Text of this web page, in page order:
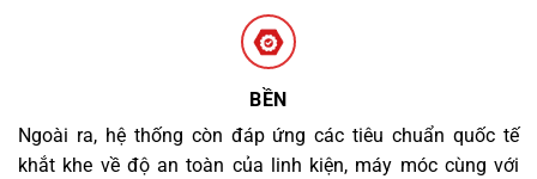
BỀN
Ngoài ra, hệ thống còn đáp ứng các tiêu chuẩn quốc tế
khắt khe về độ an toàn của linh kiện, máy móc cùng với